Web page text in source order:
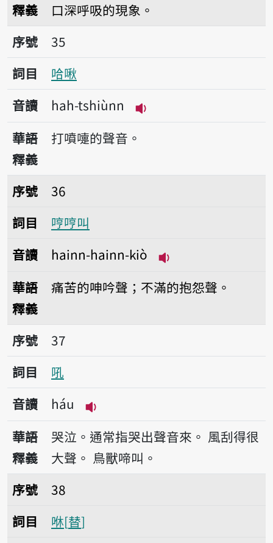
釋義
口深呼吸的現象。
序號35哈啾
序號
35
詞目
哈啾
音讀
hah-tshiùnn
播放音讀hah-tshiùnn
華語
釋義
打噴嚏的聲音。
序號36哼哼叫
序號
36
詞目
哼哼叫
音讀
hainn-hainn-kiò
華語
釋義
痛苦的呻吟聲；不滿的抱怨聲。
序號37吼
序號
37
詞目
吼
音讀
háu
播放音讀háu
華語
釋義
哭泣。通常指哭出聲音來。 風刮得很
大聲。 鳥獸啼叫。
序號38咻
序號
38
詞目
咻 替